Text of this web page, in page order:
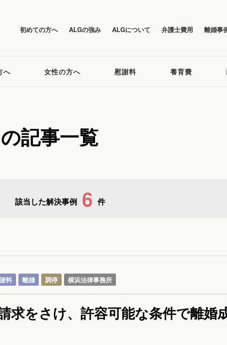
初めての方へ ALGの強み ALGについて 弁護士費用 離婚事
へ 女性の方へ 慰謝料 養育費
記事一覧
該当した解決事例 6 件
料 離婚 調停 横浜法律事務所
求をさけ、許容可能な条件で離婚